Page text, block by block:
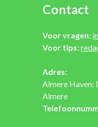
Contact
Voor vragen:
Voor tips:
Adres:
Almere Haven:
Almere